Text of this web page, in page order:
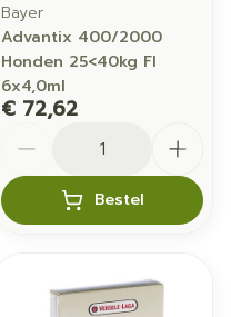
Bayer
Advantix 400/2000
Honden 25<40kg Fl
6x4,0ml
€ 72,62
Bestel